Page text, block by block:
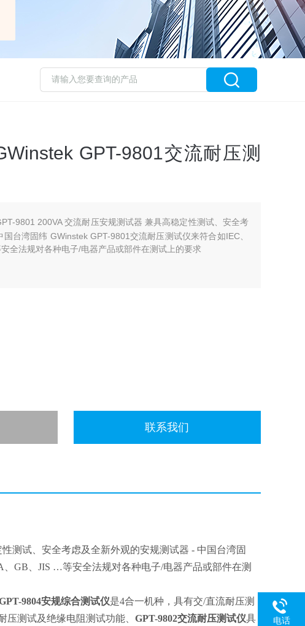
GPT-9801交流耐压测
9801 200VA 交流耐压安规测试器 兼具高稳定性测试、安全考
台湾固纬 GWinstek GPT-9801交流耐压测试仪来符合如IEC、
全法规对各种电子/电器产品或部件在测试上的要求
联系我们
测试、安全考虑及全新外观的安规测试器 - 中国台湾固
GB JIS …等安全法规对各种电子/电器产品或部件在测
9804安规综合测试仪是4合一机种，具有交/直流耐压测
压测试及绝缘电阻测试功能、 GPT-9802交流耐压测试仪具
电话